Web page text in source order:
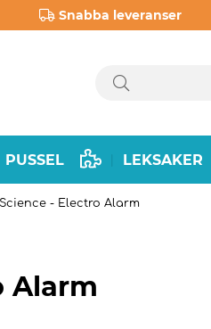
Snabba leveranser
PUSSEL LEKSAKER
- Electro Alarm
Alarm